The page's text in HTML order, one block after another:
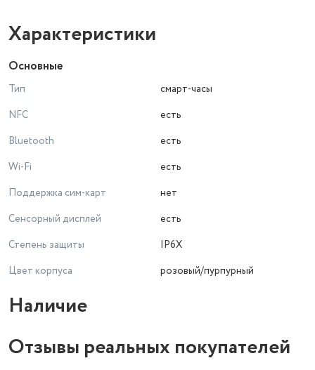
Смарт-часы разбудят вас утром вибрацией и предоставят
вам данные касательно продолжительности и качества
вашего сна.
Характеристики
Основные
Тип
смарт-часы
NFC
есть
Bluetooth
есть
Wi-Fi
есть
Поддержка сим-карт
нет
Сенсорный дисплей
есть
Степень защиты
IP6X
Цвет корпуса
розовый/пурпурный
Наличие
Отзывы реальных покупателей